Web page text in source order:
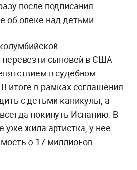
после подписания
об опеке над детьми.
перевезти сыновей в США
в судебном
итоге в рамках соглашения
с детьми каникулы, а
покинуть Испанию. В
уже жила артистка, у неё
17 миллионов